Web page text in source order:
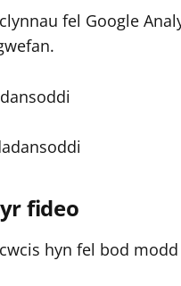
fel Google
fideo
hyn fel bod